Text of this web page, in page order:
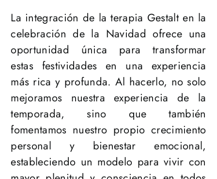
La integración de la terapia Gestalt en la
celebración de la Navidad ofrece una
oportunidad única para transformar
estas festividades en una experiencia
más rica y profunda. Al hacerlo, no solo
mejoramos nuestra experiencia de la
temporada, sino que también
fomentamos nuestro propio crecimiento
personal y bienestar emocional,
estableciendo un modelo para vivir con